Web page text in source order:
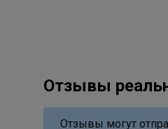
Отзывы
Отзывы могут